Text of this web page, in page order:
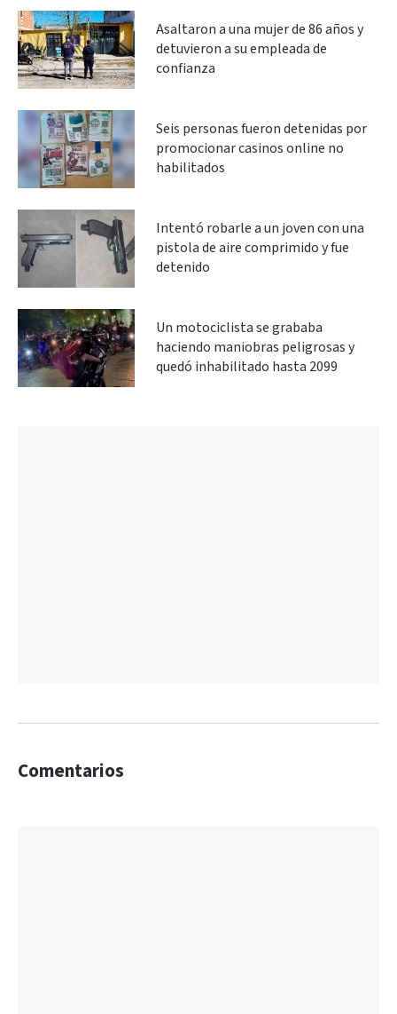
Asaltaron a una mujer de 86 años y
detuvieron a su empleada de
confianza
Seis personas fueron detenidas por
promocionar casinos online no
habilitados
Intentó robarle a un joven con una
pistola de aire comprimido y fue
detenido
Un motociclista se grababa
haciendo maniobras peligrosas y
quedó inhabilitado hasta 2099
Comentarios